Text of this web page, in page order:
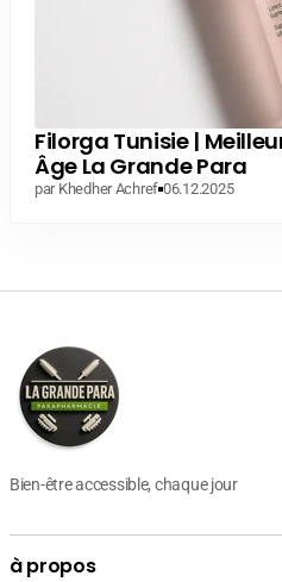
Filorga Tunisie |
Âge La Grande Para
par Khedher Achref 06.12.2025
Bien-être accessible, chaque jour
à propos